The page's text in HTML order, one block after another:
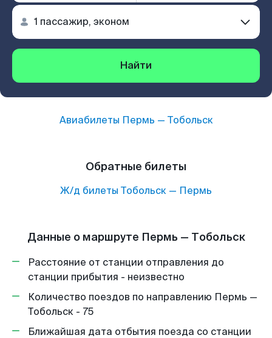
Найти
Авиабилеты Пермь — Тобольск
Обратные билеты
Ж/д билеты Тобольск — Пермь
Данные о маршруте Пермь — Тобольск
Расстояние от станции отправления до
станции прибытия - неизвестно
Количество поездов по направлению Пермь —
Тобольск - 75
Ближайшая дата отбытия поезда со станции